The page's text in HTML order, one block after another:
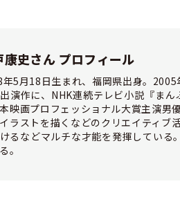
康史さん プロフィール
5月18日生まれ、福岡県出身。2005
演作に、NHK連続テレビ小説『ま
本映画プロフェッショナル大賞主演
ラストを描くなどのクリエイティブ
るなどマルチな才能を発揮してい
。